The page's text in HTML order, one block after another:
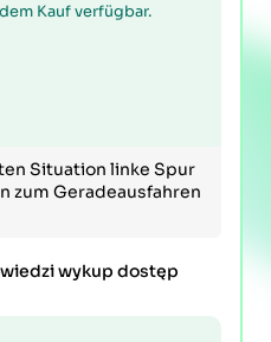
Kauf verfügbar.
Situation linke Spur
zum Geradeausfahren
wykup dostęp